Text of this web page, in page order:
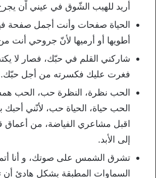
أريد للهيب الشّوق في عيني اْن
الحياة صفحات وأنت أجمل صفحة
أطويها أو أرميها لأنّ جروحي أنت من
شاركني القلم في حبّك، فصار لا
فغرت عليك فكسرته من أجل حبّك.
الحب نظرة، النظرة حب، الحب
الحب حياة، الحياة حب، لأنّني
اقبل مشاعري الفياضة، من أعماق
إلى الأبد.
تشرق الشمس على صوتك، و أنا
السماوات المطبقة بشكل هادئ أن